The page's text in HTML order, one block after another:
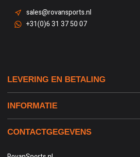
sales@rovansports.nl
+31(0)6 31 37 50 07
LEVERING EN BETALING
INFORMATIE
CONTACTGEGEVENS